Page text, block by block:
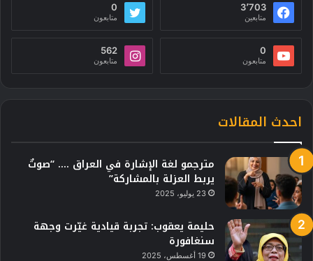
3٬703
متابعين
0
متابعون
0
متابعون
562
متابعون
احدث المقالات
مترجمو لغة الإشارة في العراق …. “صوتٌ
يربط العزلة بالمشاركة”
23 يوليو، 2025
حليمة يعقوب: تجربة قيادية غيّرت وجهة
سنغافورة
19 أغسطس، 2025